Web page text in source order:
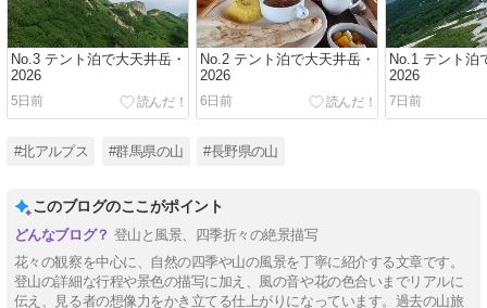
No.3 テント泊で大天井岳・
2026
5日前
No.2 テント泊で大天井岳・
2026
6日前
No.1 テント泊
2026
7日前
#北アルプス #群馬県の山 #長野県の山
このブログのここがポイント
登山と風景、四季折々の絶景描写
花々の観察を中心に、自然の四季や山の風景を丁寧に紹介する文章です。
登山の詳細な行程や景色の描写に加え、風の音や花の色合いまでリアルに
伝え、見る者の想像力をかき立てる仕上がりになっています。過去の山旅